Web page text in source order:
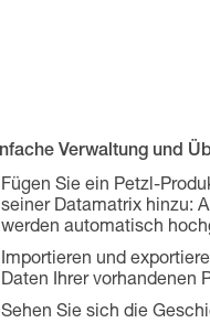
Verwaltung und
Fügen Sie ein Petzl-
seiner Datamatrix hinzu:
werden automatisch
Importieren und
Daten Ihrer vorhandenen
Sehen Sie sich die